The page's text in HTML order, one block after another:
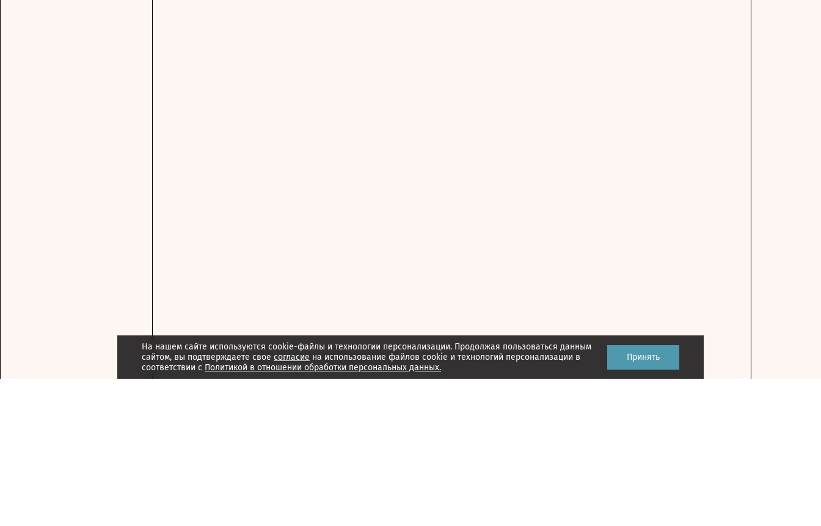
На нашем сайте используются cookie-файлы и технологии персонализации. Продолжая пользоваться данным
сайтом, вы подтверждаете свое согласие на использование файлов cookie и технологий персонализации в
соответствии с Политикой в отношении обработки персональных данных.
Принять